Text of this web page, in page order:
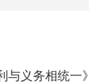
与义务相统一